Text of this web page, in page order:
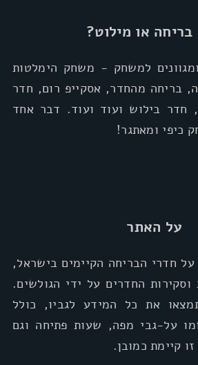
או מילוט?
למשחק - משחק הימלטות
בריחה מהחדר, אסקייפ רום, חדר
חדר בילוש ועוד ועוד. דבר אחד
כיפי ומאתגר!
על האתר
חדרי הבריחה הקיימים בישראל,
וסקירות החדרים על ידי הגולשים.
את כל המידע לגביו, כולל
על-גבי מפה, שעות פתיחה וגם
קיימת כמובן.